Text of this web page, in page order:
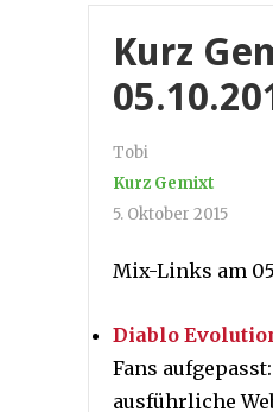
Kurz
Tobi
Kurz Gemixt
5. Oktober 2015
Mix-Links am
Diablo
Fans
ausführliche